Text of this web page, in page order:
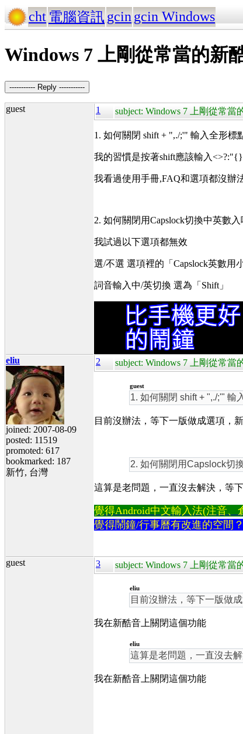
cht 電腦資訊 gcin gcin Windows
Windows 7 上剛從常當的新
----------- Reply -----------
guest 1 subject: Windows 7 上剛從常
1. 如何關閉 shift + ",./;'" 輸入全形標
我的習慣是按著shift應該輸入
我看過使用手冊,FAQ和選項都沒辦
2. 如何關閉用Capslock切換中英數
我試過以下選項都無效
選/不選 選項裡的「Capslock英數用
詞音輸入中/英切換 選為「Shift」
eliu
joined: 2007-08-09
posted: 11519
promoted: 617
bookmarked: 187
新竹, 台灣
2 subject: Windows 7 上剛從常
guest
1. 如何關閉 shift + ",./;'" 輸
目前沒辦法，等下一版做成選項，
2. 如何關閉用Capslock切
這算是老問題，一直沒去解決，等下
覺得Android中文輸入法(注音
覺得鬧鐘/行事曆有改進的空間？
guest 3 subject: Windows 7 上剛從常
eliu
目前沒辦法，等下一版做
我在新酷音上關閉這個功能
eliu
這算是老問題，一直沒去解
我在新酷音上關閉這個功能